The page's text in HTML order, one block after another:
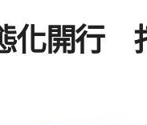
化開行